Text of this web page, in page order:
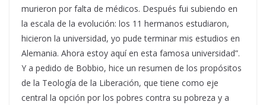
murieron por falta de médicos. Después fui subiendo en
la escala de la evolución: los 11 hermanos estudiaron,
hicieron la universidad, yo pude terminar mis estudios en
Alemania. Ahora estoy aquí en esta famosa universidad”.
Y a pedido de Bobbio, hice un resumen de los propósitos
de la Teología de la Liberación, que tiene como eje
central la opción por los pobres contra su pobreza y a